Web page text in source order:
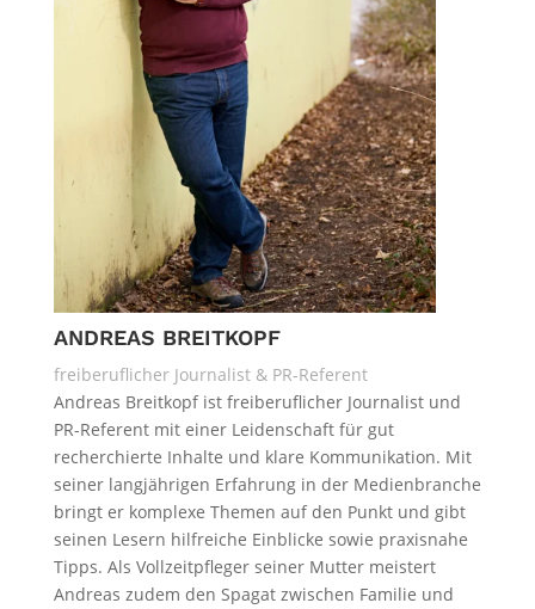
ANDREAS BREITKOPF
freiberuflicher Journalist & PR-Referent
Andreas Breitkopf ist freiberuflicher Journalist und
PR-Referent mit einer Leidenschaft für gut
recherchierte Inhalte und klare Kommunikation. Mit
seiner langjährigen Erfahrung in der Medienbranche
bringt er komplexe Themen auf den Punkt und gibt
seinen Lesern hilfreiche Einblicke sowie praxisnahe
Tipps. Als Vollzeitpfleger seiner Mutter meistert
Andreas zudem den Spagat zwischen Familie und